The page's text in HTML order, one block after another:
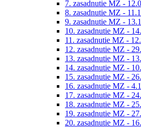
7. zasadnutie MZ -
8. zasadnutie MZ -
9. zasadnutie MZ -
10. zasadnutie MZ -
11. zasadnutie MZ -
12. zasadnutie MZ -
13. zasadnutie MZ -
14. zasadnutie MZ -
15. zasadnutie MZ -
16. zasadnutie MZ -
17. zasadnutie MZ -
18. zasadnutie MZ -
19. zasadnutie MZ -
20. zasadnutie MZ -